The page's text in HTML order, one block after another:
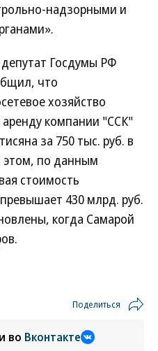
надзорными и
Госдумы РФ
что
хозяйство
компании "ССК"
за 750 тыс. руб. в
этом, по данным
стоимость
430 млрд. руб.
когда Самарой
Поделиться
и во Вконтакте